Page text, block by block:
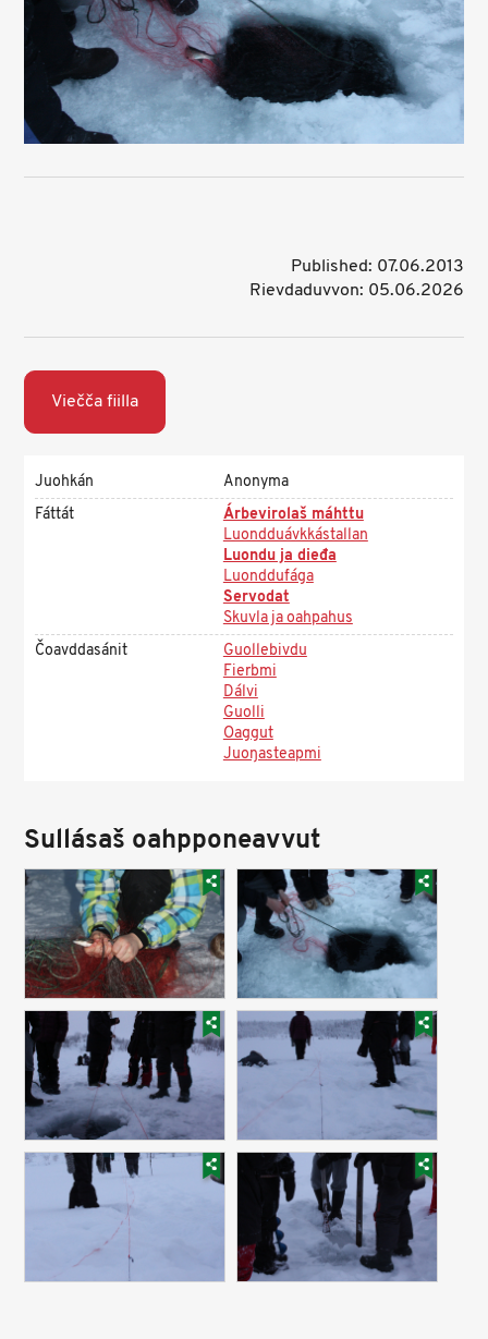
Published: 07.06.2013
Rievdaduvvon: 05.06.2026
Viečča fiilla
Juohkán
Anonyma
Fáttát
Árbevirolaš máhttu
Luondduávkkástallan
Luondu ja dieđa
Luonddufága
Servodat
Skuvla ja oahpahus
Čoavddasánit
Guollebivdu
Fierbmi
Dálvi
Guolli
Oaggut
Juoŋasteapmi
Sullásaš oahpponeavvut